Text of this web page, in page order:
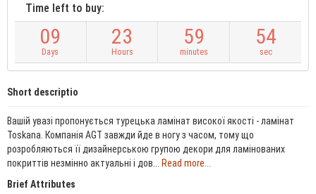
Time left to buy:
09
Days
23
Hours
59
minutes
54
sec
Short descriptio
Вашій увазі пропонується турецька ламінат високої якості - ламінат
Toskana. Компанія AGT завжди йде в ногу з часом, тому що
розробляються її дизайнерською групою декори для ламінованих
покриттів незмінно актуальні і дов... Read more...
Brief Attributes